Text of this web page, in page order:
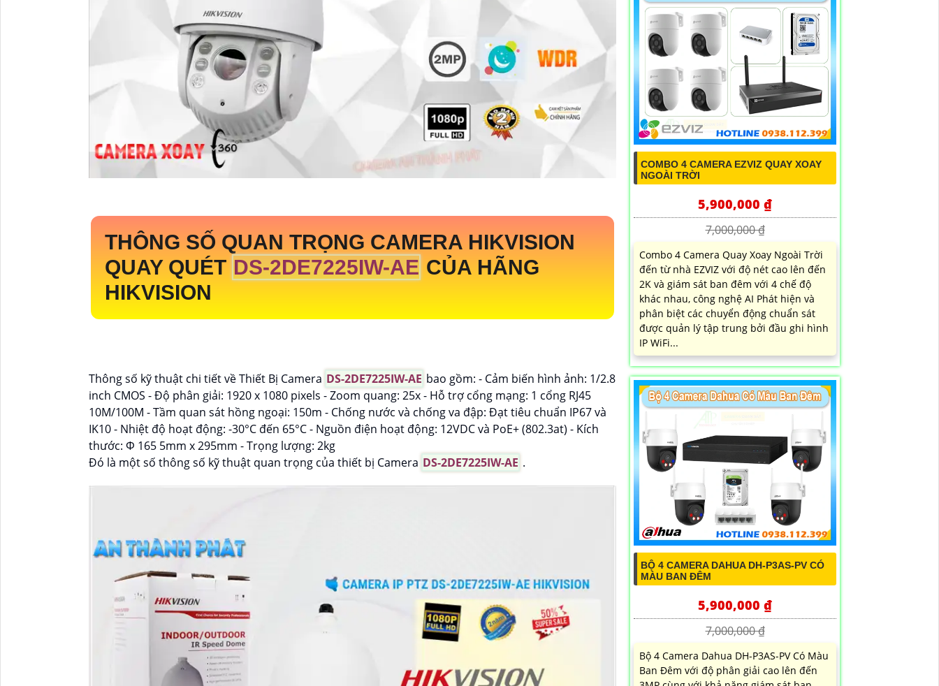
THÔNG SỐ QUAN TRỌNG CAMERA HIKVISION
QUAY QUÉT DS-2DE7225IW-AE CỦA HÃNG
HIKVISION
Thông số kỹ thuật chi tiết về Thiết Bị Camera DS-2DE7225IW-AE bao gồm: - Cảm biến hình ảnh: 1/2.8
inch CMOS - Độ phân giải: 1920 x 1080 pixels - Zoom quang: 25x - Hỗ trợ cổng mạng: 1 cổng RJ45
10M/100M - Tầm quan sát hồng ngoại: 150m - Chống nước và chống va đập: Đạt tiêu chuẩn IP67 và
IK10 - Nhiệt độ hoạt động: -30°C đến 65°C - Nguồn điện hoạt động: 12VDC và PoE+ (802.3at) - Kích
thước: Φ 165 5mm x 295mm - Trọng lượng: 2kg
Đó là một số thông số kỹ thuật quan trọng của thiết bị Camera DS-2DE7225IW-AE .
COMBO 4 CAMERA EZVIZ QUAY XOAY
NGOÀI TRỜI
5,900,000 ₫
7,000,000 ₫
Combo 4 Camera Quay Xoay Ngoài Trời
đến từ nhà EZVIZ với độ nét cao lên đến
2K và giám sát ban đêm với 4 chế độ
khác nhau, công nghệ AI Phát hiện và
phân biệt các chuyển động chuẩn sát
được quản lý tập trung bởi đầu ghi hình
IP WiFi...
BỘ 4 CAMERA DAHUA DH-P3AS-PV CÓ
MÀU BAN ĐÊM
5,900,000 ₫
7,000,000 ₫
Bộ 4 Camera Dahua DH-P3AS-PV Có Màu
Ban Đêm với độ phân giải cao lên đến